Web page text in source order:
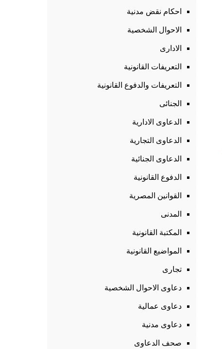
احكام نقض مدنية
الاحوال الشخصية
الادارى
التعريفات القانونية
التعريفات والدفوع القانونية
الجنائى
الدعاوى الادارية
الدعاوى التجارية
الدعاوى الجنائية
الدفوع القانونية
القوانين المصرية
المدنى
المكتبة القانونية
المواضيع القانونية
تجارى
دعاوى الاحوال الشخصية
دعاوى عمالية
دعاوى مدنية
صحف الدعاوى